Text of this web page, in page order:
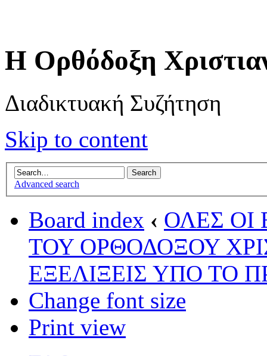
Η Ορθόδοξη
Διαδικτυακή Συζήτηση
Skip to content
Advanced search
Board index ‹ ΟΛΕΣ ΟΙ
ΤΟΥ ΟΡΘΟΔΟΞΟΥ
ΕΞΕΛΙΞΕΙΣ ΥΠΟ ΤΟ
Change font size
Print view